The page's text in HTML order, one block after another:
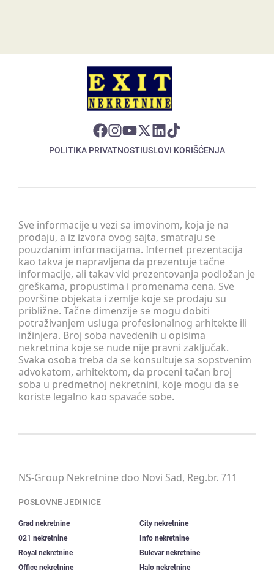
POLITIKA PRIVATNOSTIUSLOVI KORIŠĆENJA
Sve informacije u vezi sa imovinom, koja je na
prodaju, a iz izvora ovog sajta, smatraju se
pouzdanim informacijama. Internet prezentacija
kao takva je napravljena da prezentuje tačne
informacije, ali takav vid prezentovanja podložan je
greškama, propustima i promenama cena. Sve
površine objekata i zemlje koje se prodaju su
približne. Tačne dimenzije se mogu dobiti
potraživanjem usluga profesionalnog arhitekte ili
inžinjera. Broj soba navedenih u opisima
nekretnina koje se nude nije pravni zaključak.
Svaka osoba treba da se konsultuje sa sopstvenim
advokatom, arhitektom, da proceni tačan broj
soba u predmetnoj nekretnini, koje mogu da se
koriste legalno kao spavaće sobe.
NS-Group Nekretnine doo Novi Sad, Reg.br. 711
POSLOVNE JEDINICE
Grad nekretnine
City nekretnine
021 nekretnine
Info nekretnine
Royal nekretnine
Bulevar nekretnine
Office nekretnine
Halo nekretnine